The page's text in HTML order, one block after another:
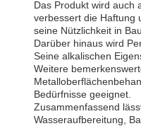
Das Produkt wird auch
verbessert die Haftung
seine Nützlichkeit in
Darüber hinaus wird
Seine alkalischen
Weitere
Bedürfnisse geeignet.
Zusammenfassend
Wasseraufbereitung,